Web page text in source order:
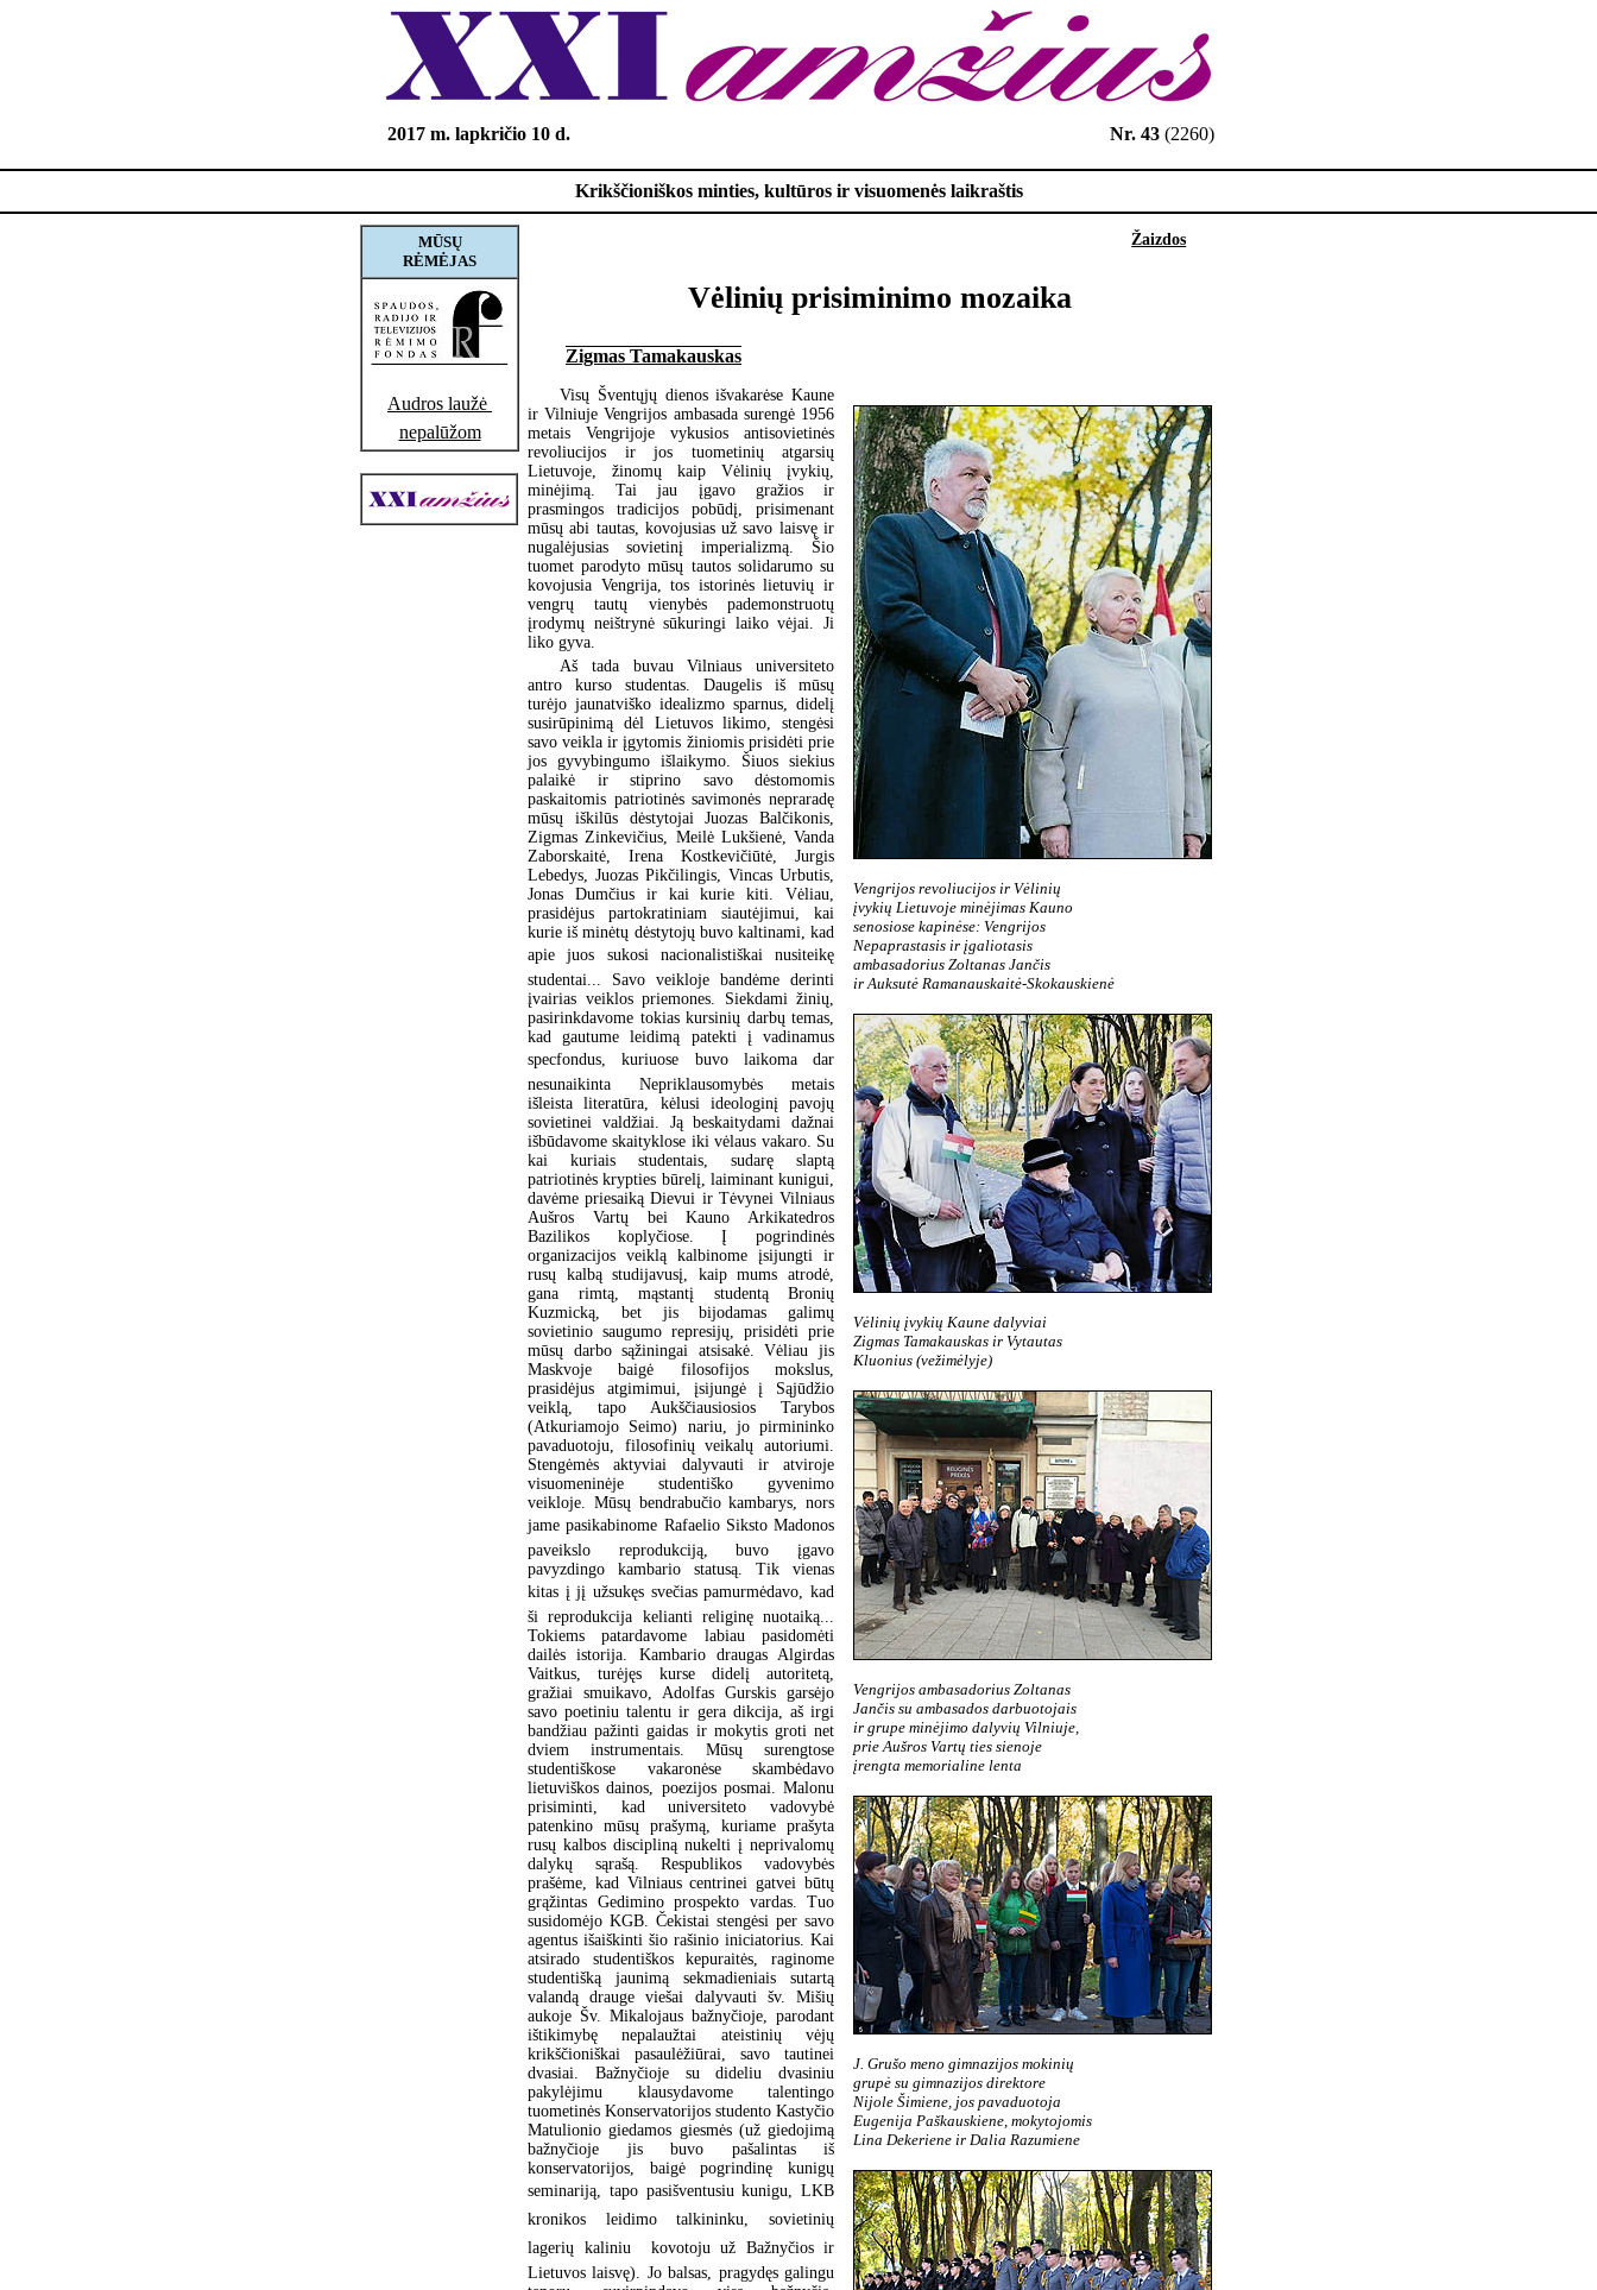
2017 m. lapkričio 10 d. Nr. 43 (2260)
Krikščioniškos minties, kultūros ir visuomenės laikraštis
MŪSŲ
RĖMĖJAS
Audros laužė 
nepalūžom
Žaizdos
Vėlinių prisiminimo mozaika
Zigmas Tamakauskas
Vengrijos revoliucijos ir Vėlinių
įvykių Lietuvoje minėjimas Kauno
senosiose kapinėse: Vengrijos
Nepaprastasis ir įgaliotasis
ambasadorius Zoltanas Jančis
ir Auksutė Ramanauskaitė-Skokauskienė
Vėlinių įvykių Kaune dalyviai
Zigmas Tamakauskas ir Vytautas
Kluonius (vežimėlyje)
Vengrijos ambasadorius Zoltanas
Jančis su ambasados darbuotojais
ir grupe minėjimo dalyvių Vilniuje,
prie Aušros Vartų ties sienoje
įrengta memorialine lenta
J. Grušo meno gimnazijos mokinių
grupė su gimnazijos direktore
Nijole Šimiene, jos pavaduotoja
Eugenija Paškauskiene, mokytojomis
Lina Dekeriene ir Dalia Razumiene
Visų Šventųjų dienos išvakarėse Kaune
ir Vilniuje Vengrijos ambasada surengė 1956
metais Vengrijoje vykusios antisovietinės
revoliucijos ir jos tuometinių atgarsių
Lietuvoje, žinomų kaip Vėlinių įvykių,
minėjimą. Tai jau įgavo gražios ir
prasmingos tradicijos pobūdį, prisimenant
mūsų abi tautas, kovojusias už savo laisvę ir
nugalėjusias sovietinį imperializmą. Šio
tuomet parodyto mūsų tautos solidarumo su
kovojusia Vengrija, tos istorinės lietuvių ir
vengrų tautų vienybės pademonstruotų
įrodymų neištrynė sūkuringi laiko vėjai. Ji
liko gyva.
Aš tada buvau Vilniaus universiteto
antro kurso studentas. Daugelis iš mūsų
turėjo jaunatviško idealizmo sparnus, didelį
susirūpinimą dėl Lietuvos likimo, stengėsi
savo veikla ir įgytomis žiniomis prisidėti prie
jos gyvybingumo išlaikymo. Šiuos siekius
palaikė ir stiprino savo dėstomomis
paskaitomis patriotinės savimonės nepraradę
mūsų iškilūs dėstytojai Juozas Balčikonis,
Zigmas Zinkevičius, Meilė Lukšienė, Vanda
Zaborskaitė, Irena Kostkevičiūtė, Jurgis
Lebedys, Juozas Pikčilingis, Vincas Urbutis,
Jonas Dumčius ir kai kurie kiti. Vėliau,
prasidėjus partokratiniam siautėjimui, kai
kurie iš minėtų dėstytojų buvo kaltinami, kad
apie juos sukosi nacionalistiškai nusiteikę
studentai... Savo veikloje bandėme derinti
įvairias veiklos priemones. Siekdami žinių,
pasirinkdavome tokias kursinių darbų temas,
kad gautume leidimą patekti į vadinamus
specfondus, kuriuose buvo laikoma dar
nesunaikinta Nepriklausomybės metais
išleista literatūra, kėlusi ideologinį pavojų
sovietinei valdžiai. Ją beskaitydami dažnai
išbūdavome skaityklose iki vėlaus vakaro. Su
kai kuriais studentais, sudarę slaptą
patriotinės krypties būrelį, laiminant kunigui,
davėme priesaiką Dievui ir Tėvynei Vilniaus
Aušros Vartų bei Kauno Arkikatedros
Bazilikos koplyčiose. Į pogrindinės
organizacijos veiklą kalbinome įsijungti ir
rusų kalbą studijavusį, kaip mums atrodė,
gana rimtą, mąstantį studentą Bronių
Kuzmicką, bet jis bijodamas galimų
sovietinio saugumo represijų, prisidėti prie
mūsų darbo sąžiningai atsisakė. Vėliau jis
Maskvoje baigė filosofijos mokslus,
prasidėjus atgimimui, įsijungė į Sąjūdžio
veiklą, tapo Aukščiausiosios Tarybos
(Atkuriamojo Seimo) nariu, jo pirmininko
pavaduotoju, filosofinių veikalų autoriumi.
Stengėmės aktyviai dalyvauti ir atviroje
visuomeninėje studentiško gyvenimo
veikloje. Mūsų bendrabučio kambarys, nors
jame pasikabinome Rafaelio Siksto Madonos
paveikslo reprodukciją, buvo įgavo
pavyzdingo kambario statusą. Tik vienas
kitas į jį užsukęs svečias pamurmėdavo, kad
ši reprodukcija kelianti religinę nuotaiką...
Tokiems patardavome labiau pasidomėti
dailės istorija. Kambario draugas Algirdas
Vaitkus, turėjęs kurse didelį autoritetą,
gražiai smuikavo, Adolfas Gurskis garsėjo
savo poetiniu talentu ir gera dikcija, aš irgi
bandžiau pažinti gaidas ir mokytis groti net
dviem instrumentais. Mūsų surengtose
studentiškose vakaronėse skambėdavo
lietuviškos dainos, poezijos posmai. Malonu
prisiminti, kad universiteto vadovybė
patenkino mūsų prašymą, kuriame prašyta
rusų kalbos discipliną nukelti į neprivalomų
dalykų sąrašą. Respublikos vadovybės
prašėme, kad Vilniaus centrinei gatvei būtų
grąžintas Gedimino prospekto vardas. Tuo
susidomėjo KGB. Čekistai stengėsi per savo
agentus išaiškinti šio rašinio iniciatorius. Kai
atsirado studentiškos kepuraitės, raginome
studentišką jaunimą sekmadieniais sutartą
valandą drauge viešai dalyvauti šv. Mišių
aukoje Šv. Mikalojaus bažnyčioje, parodant
ištikimybę nepalaužtai ateistinių vėjų
krikščioniškai pasaulėžiūrai, savo tautinei
dvasiai. Bažnyčioje su dideliu dvasiniu
pakylėjimu klausydavome talentingo
tuometinės Konservatorijos studento Kastyčio
Matulionio giedamos giesmės (už giedojimą
bažnyčioje jis buvo pašalintas iš
konservatorijos, baigė pogrindinę kunigų
seminariją, tapo pasišventusiu kunigu, LKB
kronikos leidimo talkininku, sovietinių
lagerių kaliniu  kovotoju už Bažnyčios ir
Lietuvos laisvę). Jo balsas, pragydęs galingu